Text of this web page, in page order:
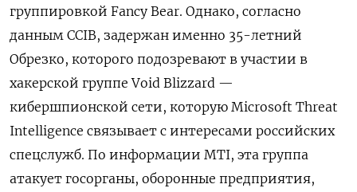
группировкой Fancy Bear. Однако, согласно
данным CCIB, задержан именно 35-летний
Обрезко, которого подозревают в участии в
хакерской группе Void Blizzard —
кибершпионской сети, которую Microsoft Threat
Intelligence связывает с интересами российских
спецслужб. По информации MTI, эта группа
атакует госорганы, оборонные предприятия,